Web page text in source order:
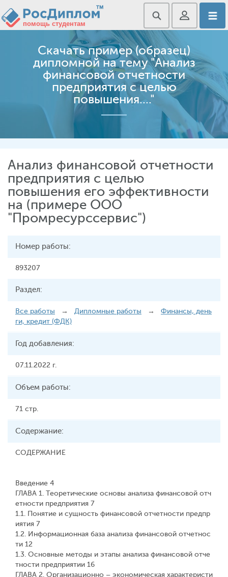
Скачать пример (образец)
дипломной на тему "Анализ
финансовой отчетности
предприятия с целью
повышения...."
Анализ финансовой отчетности
предприятия с целью
повышения его эффективности
на (примере ООО
"Промресурссервис")
Номер работы:
893207
Раздел:
Все работы → Дипломные работы → Финансы, день
ги, кредит (ФДК)
Год добавления:
07.11.2022 г.
Объем работы:
71 стр.
Содержание:
СОДЕРЖАНИЕ
Введение 4
ГЛАВА 1. Теоретические основы анализа финансовой отч
етности предприятия 7
1.1. Понятие и сущность финансовой отчетности предпр
иятия 7
1.2. Информационная база анализа финансовой отчетнос
ти 12
1.3. Основные методы и этапы анализа финансовой отче
тности предприятии 16
ГЛАВА 2. Организационно – экономическая характеристи